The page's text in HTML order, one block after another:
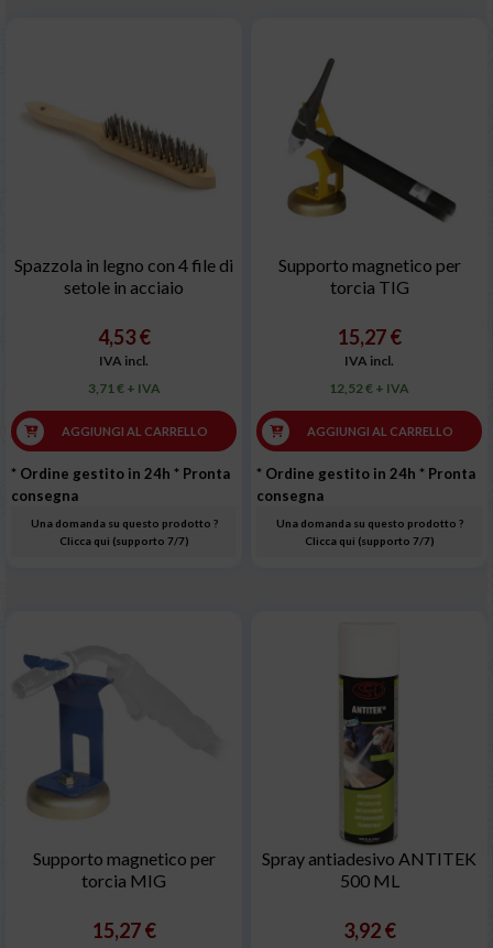
Spazzola in legno con 4 file di
setole in acciaio
4,53 €
IVA incl.
3,71 € + IVA
AGGIUNGI AL CARRELLO
* Ordine gestito in 24h * Pronta
consegna
Una domanda su questo prodotto ?
Clicca qui (supporto 7/7)
Supporto magnetico per
torcia TIG
15,27 €
IVA incl.
12,52 € + IVA
AGGIUNGI AL CARRELLO
* Ordine gestito in 24h * Pronta
consegna
Una domanda su questo prodotto ?
Clicca qui (supporto 7/7)
Supporto magnetico per
torcia MIG
15,27 €
Spray antiadesivo ANTITEK
500 ML
3,92 €